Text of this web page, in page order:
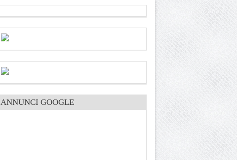
ANNUNCI GOOGLE